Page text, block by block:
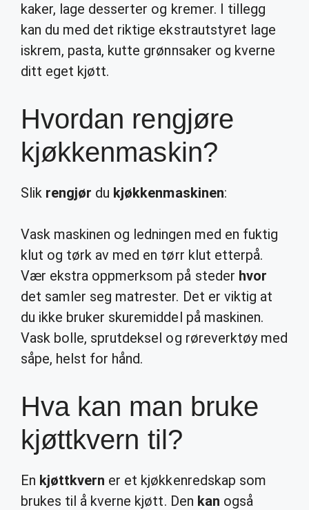
kaker, lage desserter og kremer. I tillegg
kan du med det riktige ekstrautstyret lage
iskrem, pasta, kutte grønnsaker og kverne
ditt eget kjøtt.
Hvordan rengjøre
kjøkkenmaskin?
Slik rengjør du kjøkkenmaskinen:
Vask maskinen og ledningen med en fuktig
klut og tørk av med en tørr klut etterpå.
Vær ekstra oppmerksom på steder hvor
det samler seg matrester. Det er viktig at
du ikke bruker skuremiddel på maskinen.
Vask bolle, sprutdeksel og røreverktøy med
såpe, helst for hånd.
Hva kan man bruke
kjøttkvern til?
En kjøttkvern er et kjøkkenredskap som
brukes til å kverne kjøtt. Den kan også